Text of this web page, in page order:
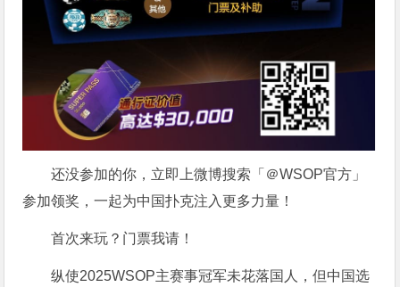
还没参加的你，立即上微博搜索「＠WSOP官方」
参加领奖，一起为中国扑克注入更多力量！
首次来玩？门票我请！
纵使2025WSOP主赛事冠军未花落国人，但中国选